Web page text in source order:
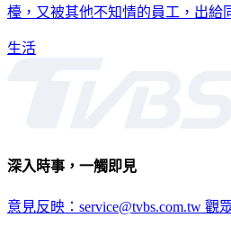
檯，又被其他不知情的員工，出給
生活
深入時事，一觸即見
意見反映：service@tvbs.com.tw 觀